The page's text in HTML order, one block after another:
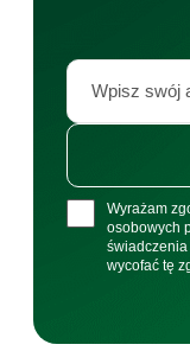
Wyrażam
osobowych
świadczenia
wycofać tę